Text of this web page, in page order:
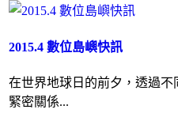
2015.4 數位島嶼快訊
在世界地球日的前夕，透過
緊密關係...